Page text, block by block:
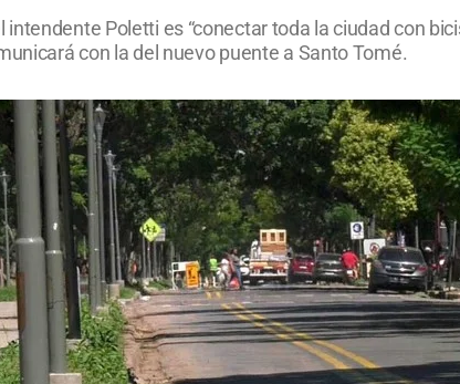
intendente Poletti es “conectar toda la ciudad con
con la del nuevo puente a Santo Tomé.